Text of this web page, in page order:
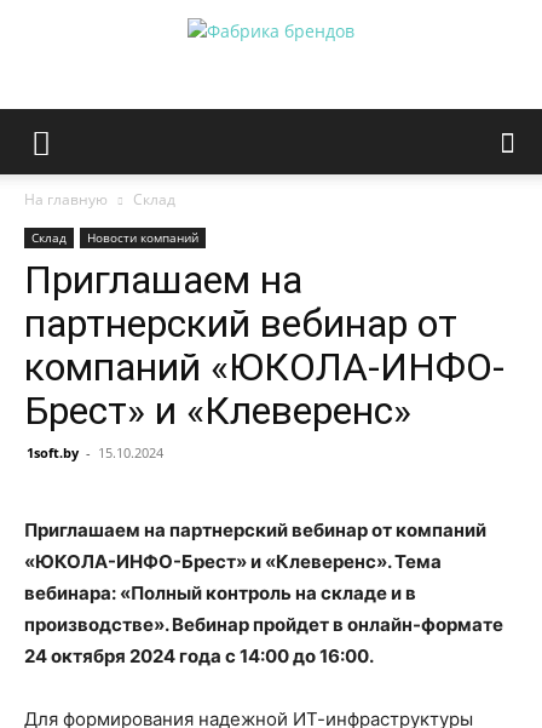
На главную Склад
Склад Новости компаний
Приглашаем на
партнерский вебинар от
компаний «ЮКОЛА-ИНФО-
Брест» и «Клеверенс»
1soft.by - 15.10.2024
Приглашаем на партнерский вебинар от компаний
«ЮКОЛА-ИНФО-Брест» и «Клеверенс». Тема
вебинара: «Полный контроль на складе и в
производстве». Вебинар пройдет в онлайн-формате
24 октября 2024 года с 14:00 до 16:00.
Для формирования надежной ИТ-инфраструктуры